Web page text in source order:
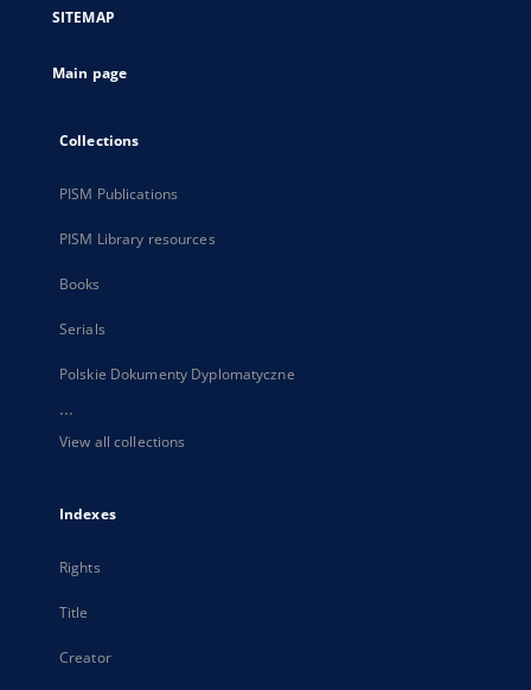
new
SITEMAP
Main page
Collections
PISM Publications
PISM Library resources
Books
Serials
Polskie Dokumenty Dyplomatyczne
...
View all collections
Indexes
Rights
Title
Creator